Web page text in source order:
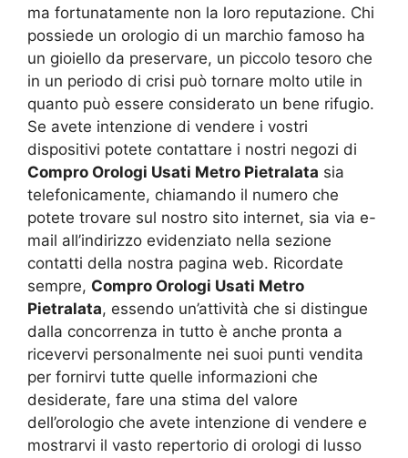
ma fortunatamente non la loro reputazione. Chi
possiede un orologio di un marchio famoso ha
un gioiello da preservare, un piccolo tesoro che
in un periodo di crisi può tornare molto utile in
quanto può essere considerato un bene rifugio.
Se avete intenzione di vendere i vostri
dispositivi potete contattare i nostri negozi di
Compro Orologi Usati Metro Pietralata sia
telefonicamente, chiamando il numero che
potete trovare sul nostro sito internet, sia via e-
mail all’indirizzo evidenziato nella sezione
contatti della nostra pagina web. Ricordate
sempre, Compro Orologi Usati Metro
Pietralata, essendo un’attività che si distingue
dalla concorrenza in tutto è anche pronta a
ricevervi personalmente nei suoi punti vendita
per fornirvi tutte quelle informazioni che
desiderate, fare una stima del valore
dell’orologio che avete intenzione di vendere e
mostrarvi il vasto repertorio di orologi di lusso